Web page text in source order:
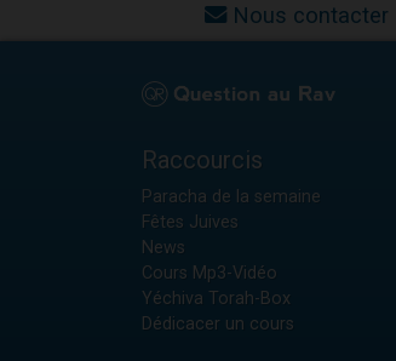
Nous contacter
Raccourcis
Paracha de la semaine
Fêtes Juives
News
Cours Mp3-Vidéo
Yéchiva Torah-Box
Dédicacer un cours